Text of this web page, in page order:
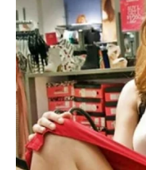
SREĆA U
Rak je u poslednje
plećima. Brinuo za
su fenomenalni dani
Ljubav –